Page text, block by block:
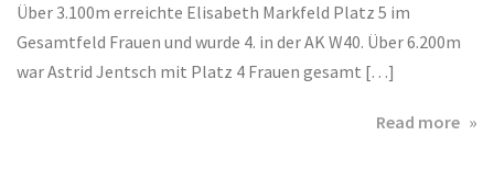
Über 3.100m erreichte Elisabeth Markfeld Platz 5 im
Gesamtfeld Frauen und wurde 4. in der AK W40. Über 6.200m
war Astrid Jentsch mit Platz 4 Frauen gesamt […]
Read more